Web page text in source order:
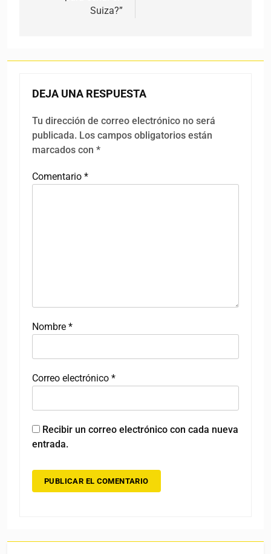
Suiza?”
DEJA UNA RESPUESTA
Tu dirección de correo electrónico no será
publicada. Los campos obligatorios están
marcados con *
Comentario *
Nombre *
Correo electrónico *
Recibir un correo electrónico con cada nueva
entrada.